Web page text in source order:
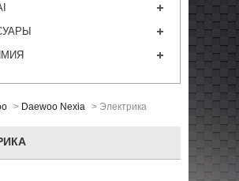
> Daewoo Nexia > Электрика